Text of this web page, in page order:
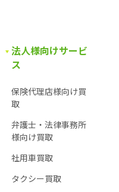
法人様向けサービ
ス
保険代理店様向け買
取
弁護士・法律事務所
様向け買取
社用車買取
タクシー買取